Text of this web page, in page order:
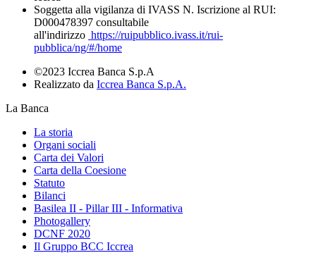
Soggetta alla vigilanza di IVASS N. Iscrizione al RUI:
D000478397 consultabile
all'indirizzo https://ruipubblico.ivass.it/rui-
pubblica/ng/#/home
©2023 Iccrea Banca S.p.A
Realizzato da Iccrea Banca S.p.A.
La Banca
La storia
Organi sociali
Carta dei Valori
Carta della Coesione
Statuto
Bilanci
Basilea II - Pillar III - Informativa
Photogallery
DCNF 2020
Il Gruppo BCC Iccrea